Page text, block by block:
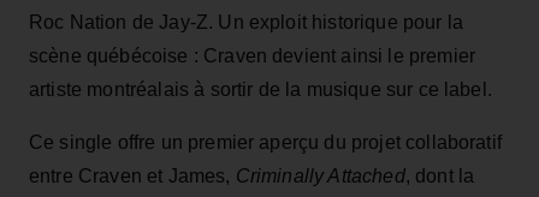
Roc Nation de Jay-Z. Un exploit historique pour la
scène québécoise : Craven devient ainsi le premier
artiste montréalais à sortir de la musique sur ce label.
Ce single offre un premier aperçu du projet collaboratif
entre Craven et James, Criminally Attached, dont la